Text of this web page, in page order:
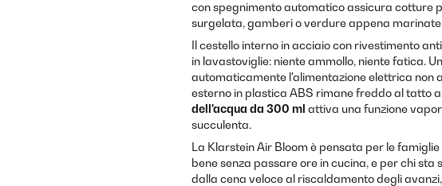
con spegnimento automatico assicura cotture
surgelata, gamberi o verdure appena
Il cestello interno in acciaio con rivestimento
in lavastoviglie: niente ammollo, niente fatica.
automaticamente l'alimentazione elettrica non
esterno in plastica ABS rimane freddo al tatto
dell'acqua da 300 ml attiva una funzione
succulenta.
La Klarstein Air Bloom è pensata per le
bene senza passare ore in cucina, e per chi
dalla cena veloce al riscaldamento degli